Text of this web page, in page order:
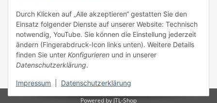
Durch Klicken auf „Alle akzeptieren“ gestatten Sie den
Einsatz folgender Dienste auf unserer Website: Technisch
notwendig, YouTube. Sie können die Einstellung jederzeit
ändern (Fingerabdruck-Icon links unten). Weitere Details
finden Sie unter Konfigurieren und in unserer
Datenschutzerklärung.
Impressum Datenschutzerklärung
Vertrag widerrufen
Powered by JTL-Shop